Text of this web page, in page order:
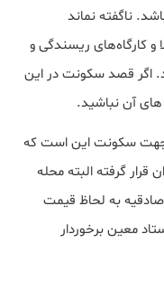
ناگفته نماند
و کارگاه‌های ریسندگی و
اگر قصد سکونت در این
آن نباشید.
جهت سکونت این است که
گرفته البته محله
به لحاظ قیمت
معین برخوردار